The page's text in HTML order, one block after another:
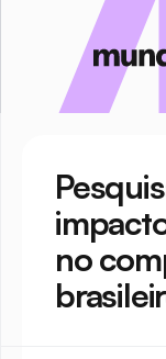
no